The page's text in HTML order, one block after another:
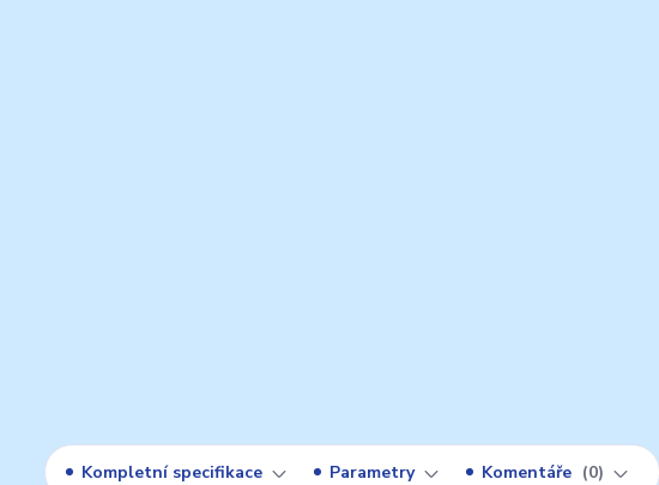
Kompletní specifikace Parametry Komentáře 0